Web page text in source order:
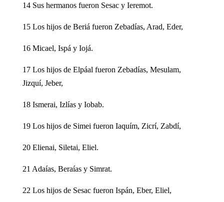
14 Sus hermanos fueron Sesac y Ieremot.
15 Los hijos de Beriá fueron Zebadías, Arad, Eder,
16 Micael, Ispá y Iojá.
17 Los hijos de Elpáal fueron Zebadías, Mesulam,
Jizquí, Jeber,
18 Ismerai, Izlías y Iobab.
19 Los hijos de Simei fueron Iaquím, Zicrí, Zabdí,
20 Elienai, Siletai, Eliel.
21 Adaías, Beraías y Simrat.
22 Los hijos de Sesac fueron Ispán, Eber, Eliel,